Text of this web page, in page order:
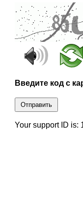
Введите код с
Отправить
Your support ID is: